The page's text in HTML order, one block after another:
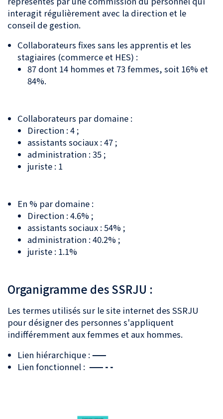
interagit régulièrement avec la direction et le
conseil de gestion.
Collaborateurs fixes sans les apprentis et les
stagiaires (commerce et HES) :
87 dont 14 hommes et 73 femmes, soit 16% et
84%.
Collaborateurs par domaine :
Direction : 4 ;
assistants sociaux : 47 ;
administration : 35 ;
juriste : 1
En % par domaine :
Direction : 4.6% ;
assistants sociaux : 54% ;
administration : 40.2% ;
juriste : 1.1%
Organigramme des SSRJU :
Les termes utilisés sur le site internet des SSRJU
pour désigner des personnes s'appliquent
indifféremment aux femmes et aux hommes.
Lien hiérarchique : ——
Lien fonctionnel : —— - -